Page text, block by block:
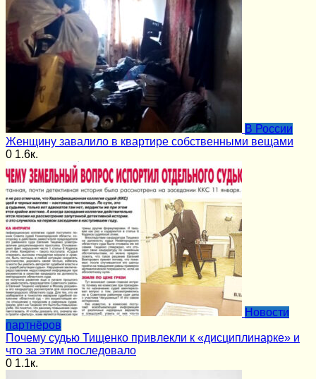
В России
Женщину завалило в квартире собственными вещами
0 1.6к.
Новости
партнёров
Почему судью Тищенко привлекли к «дисциплинарке» и
что за этим последовало
0 1.1к.